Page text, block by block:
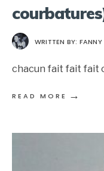
WRITTEN BY: FANNY
chacun fait fait fait
READ MORE →